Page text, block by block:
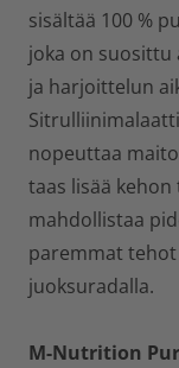
sisältää 100 %
joka on suosittu
ja harjoittelun
nopeuttaa
taas lisää
mahdollistaa
paremmat
juoksuradalla.
M-Nutrition